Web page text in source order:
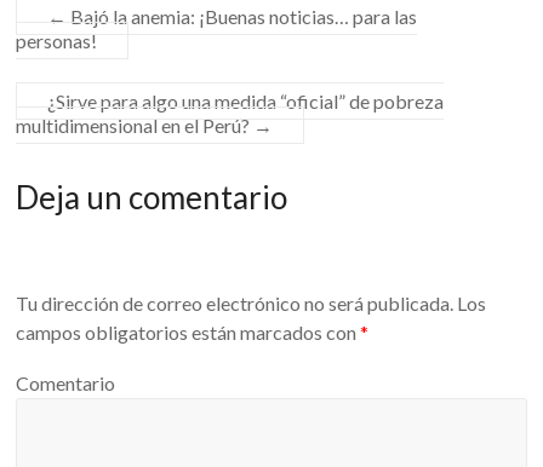
o
k
ti
← Bajó la anemia: ¡Buenas noticias… para las
personas!
¿Sirve para algo una medida “oficial” de pobreza
multidimensional en el Perú? →
Deja un comentario
Tu dirección de correo electrónico no será publicada. Los
campos obligatorios están marcados con*
Comentario